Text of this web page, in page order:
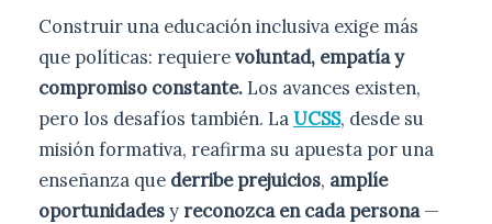
Construir una educación inclusiva exige más
que políticas: requierevoluntad, empatía y
compromiso constante. Los avances existen,
pero los desafíos también. LaUCSS, desde su
misión formativa, reafirma su apuesta por una
enseñanza que derribe prejuicios, amplíe
oportunidadesy reconozca en cada persona—